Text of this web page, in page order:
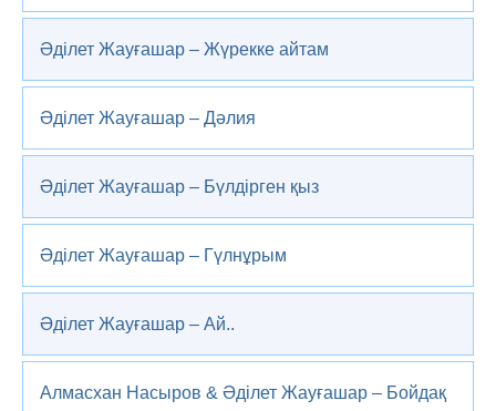
Әділет Жауғашар – Жүрекке айтам
Әділет Жауғашар – Дәлия
Әділет Жауғашар – Бүлдірген қыз
Әділет Жауғашар – Гүлнұрым
Әділет Жауғашар – Ай..
Алмасхан Насыров & Әділет Жауғашар – Бойдақ